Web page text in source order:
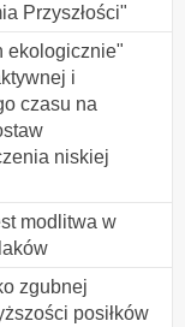
Przyszłości"
ekologicznie"
i
czasu na
niskiej
modlitwa w
zgubnej
posiłków